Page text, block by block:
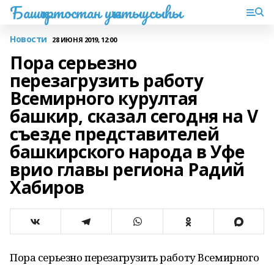
Башҡортостан уҡытыусыһы
Новости 28 ИЮНЯ 2019, 12:00
Пора серьезно
перезагрузить работу
Всемирного курултая
башкир, сказал сегодня на V
съезде представителей
башкирского народа в Уфе
врио главы региона Радий
Хабиров
Пора серьезно перезагрузить работу Всемирного